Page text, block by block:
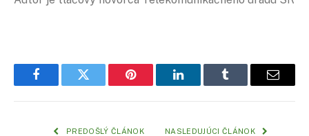
FacebookTwitter Pinterest LinkedInTumblr Email
PREDOŠLÝ ČLÁNOK NASLEDUJÚCI ČLÁNOK